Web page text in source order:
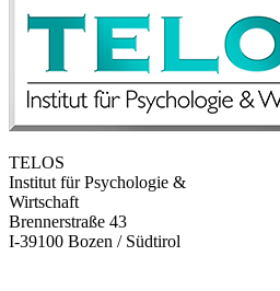
TELOS
Institut für Psychologie &
Wirtschaft
Brennerstraße 43
I-39100 Bozen / Südtirol